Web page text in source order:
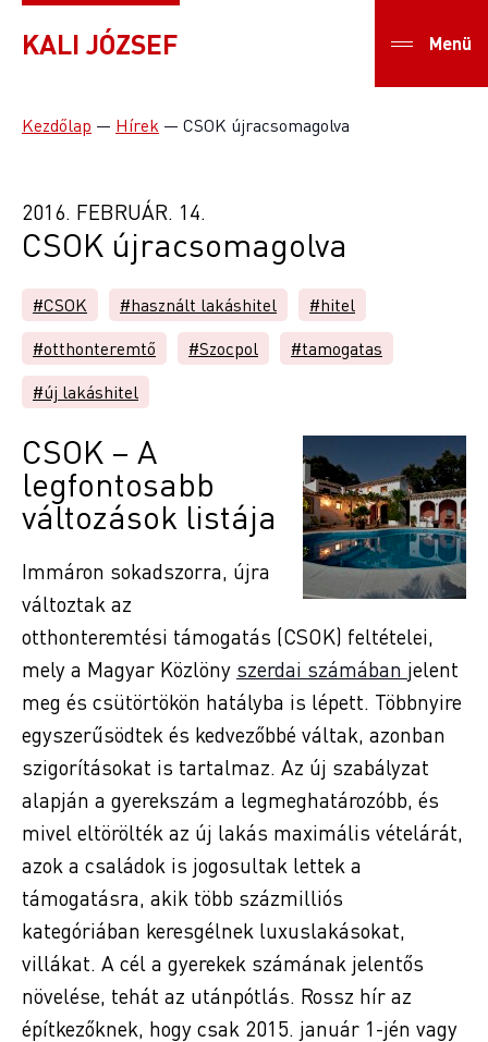
KALI JÓZSEF Menü
Kezdőlap — Hírek — CSOK újracsomagolva
2016. FEBRUÁR. 14.
CSOK újracsomagolva
#CSOK #használt lakáshitel
#hitel
#otthonteremtő
#Szocpol
#tamogatas
#új lakáshitel
CSOK – A
legfontosabb
változások listája
Immáron sokadszorra, újra
változtak az
otthonteremtési támogatás (CSOK) feltételei,
mely a Magyar Közlöny szerdai számában jelent
meg és csütörtökön hatályba is lépett. Többnyire
egyszerűsödtek és kedvezőbbé váltak, azonban
szigorításokat is tartalmaz. Az új szabályzat
alapján a gyerekszám a legmeghatározóbb, és
mivel eltörölték az új lakás maximális vételárát,
azok a családok is jogosultak lettek a
támogatásra, akik több százmilliós
kategóriában keresgélnek luxuslakásokat,
villákat. A cél a gyerekek számának jelentős
növelése, tehát az utánpótlás. Rossz hír az
építkezőknek, hogy csak 2015. január 1-jén vagy